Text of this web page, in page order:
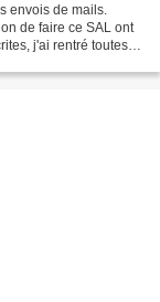
envois de mails.
de faire ce SAL ont
j'ai rentré toutes